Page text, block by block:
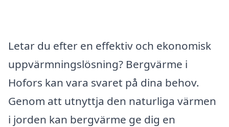
Letar du efter en effektiv och ekonomisk
uppvärmningslösning? Bergvärme i
Hofors kan vara svaret på dina behov.
Genom att utnyttja den naturliga värmen
i jorden kan bergvärme ge dig en